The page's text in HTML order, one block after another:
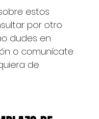
estos
por otro
dudes en
o comunícate
de